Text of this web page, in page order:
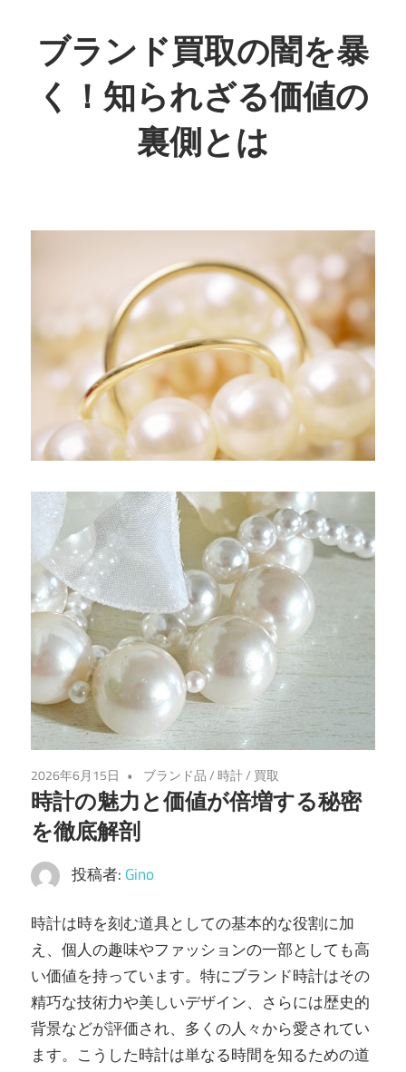
ン
テ
ブランド買取の闇を暴
く！知られざる価値の
裏側とは
れ
実
賢
く
手
ブ
ラ
ン
ド
の
秘
訣
を
ご
紹
介！
安
心
取
引
で
価
値
を
2026年6月15日 ブランド品/ 時計/ 買取
時計の魅力と価値が倍増する秘密
を徹底解剖
投稿者: Gino
時計は時を刻む道具としての基本的な役割に加
え、個人の趣味やファッションの一部としても高
い価値を持っています。 特にブランド時計はその
精巧な技術力や美しいデザイン、さらには歴史的
背景などが評価され、多くの人々から愛されてい
ます。こうした時計は単なる時間を知るための道